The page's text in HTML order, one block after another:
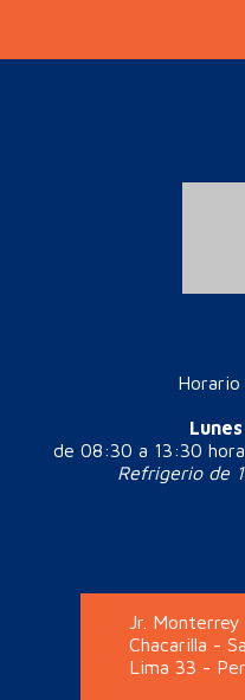
L
de 08:30 a 13:30
Refrigerio de
Jr. Monterrey
Chacarilla -
Lima 33 -